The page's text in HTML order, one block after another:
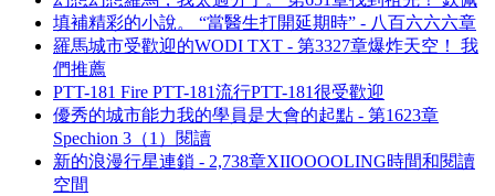
填補精彩的小說。 “當醫生打開延期時” - 八百六六六章
羅馬城市受歡迎的WODI TXT - 第3327章爆炸天空！ 我
們推薦
PTT-181 Fire PTT-181流行PTT-181很受歡迎
優秀的城市能力我的學員是大會的起點 - 第1623章
Spechion 3（1）閱讀
新的浪漫行星連鎖 - 2,738章XIIOOOOLING時間和閱讀
空間